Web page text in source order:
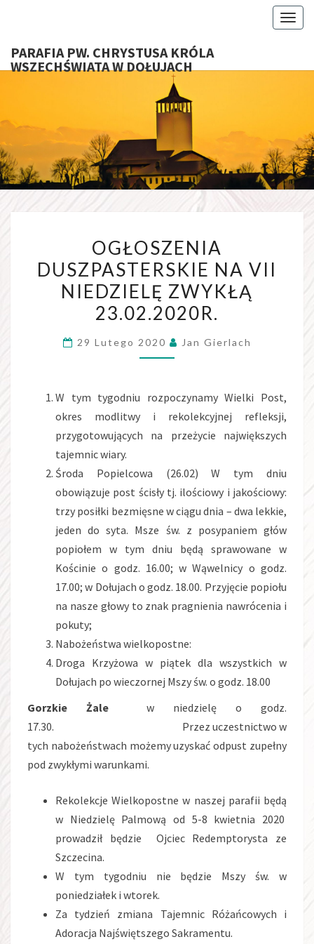
PARAFIA PW. CHRYSTUSA KRÓLA
WSZECHŚWIATA W DOŁUJACH
W
DUSZPASTERSKIE
NA
VII
NIEDZIELĘ
23.02.2020R.
OGŁOSZENIA
DUSZPASTERSKIE NA VII
NIEDZIELĘ ZWYKŁĄ
23.02.2020R.
29 Lutego 2020 Jan Gierlach
W tym tygodniu rozpoczynamy Wielki Post,
okres modlitwy i rekolekcyjnej refleksji,
przygotowujących na przeżycie największych
tajemnic wiary.
Środa Popielcowa (26.02) W tym dniu
obowiązuje post ścisły tj. ilościowy i jakościowy:
trzy posiłki bezmięsne w ciągu dnia – dwa lekkie,
jeden do syta. Msze św. z posypaniem głów
popiołem w tym dniu będą sprawowane w
Kościnie o godz. 16.00; w Wąwelnicy o godz.
17.00; w Dołujach o godz. 18.00. Przyjęcie popiołu
na nasze głowy to znak pragnienia nawrócenia i
pokuty;
Nabożeństwa wielkopostne:
Droga Krzyżowa w piątek dla wszystkich w
Dołujach po wieczornej Mszy św. o godz. 18.00
Gorzkie Żale w niedzielę o godz.
17.30. Przez uczestnictwo w
tych nabożeństwach możemy uzyskać odpust zupełny
pod zwykłymi warunkami.
Rekolekcje Wielkopostne w naszej parafii będą
w Niedzielę Palmową od 5-8 kwietnia 2020
prowadził będzie Ojciec Redemptorysta ze
Szczecina.
W tym tygodniu nie będzie Mszy św. w
poniedziałek i wtorek.
Za tydzień zmiana Tajemnic Różańcowych i
Adoracja Najświętszego Sakramentu.